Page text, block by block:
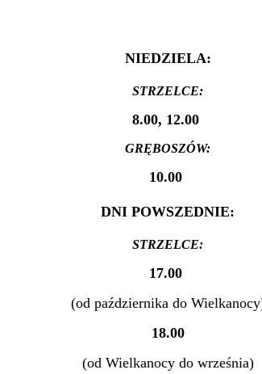
NIEDZIELA:
STRZELCE:
8.00, 12.00
GRĘBOSZÓW:
10.00
DNI POWSZEDNIE:
STRZELCE:
17.00
(od października do
18.00
(od Wielkanocy do września)